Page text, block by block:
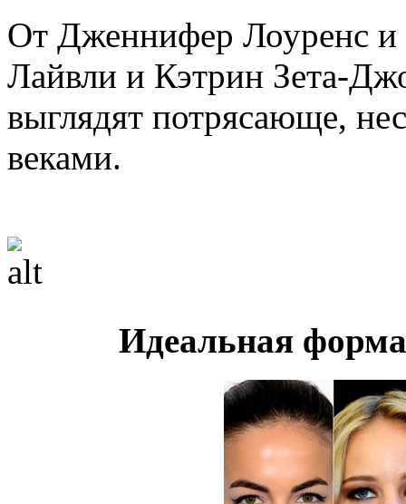
От Дженнифер Лоуренс
Лайвли и Кэтрин Зета-
выглядят потрясающе,
веками.
Идеальная